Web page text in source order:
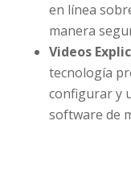
en línea
manera
Videos
tecnología
configurar y
software de